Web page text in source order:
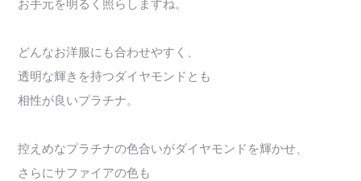
お手元を明るく照らしますね。
どんなお洋服にも合わせやすく、
透明な輝きを持つダイヤモンドとも
相性が良いプラチナ。
控えめなプラチナの色合いがダイヤモンドを輝かせ、
さらにサファイアの色も